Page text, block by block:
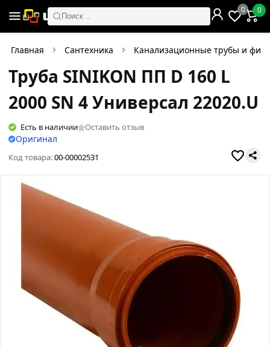
Поиск ..
0 0
Главная Сантехника Канализационные трубы и
Труба SINIKON ПП D 160 L
2000 SN 4 Универсал 22020.U
Есть в наличии Оставить отзыв
Оригинал
Код товара:00-00002531